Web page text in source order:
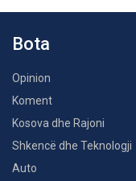
Bota
Opinion
Koment
Kosova dhe Rajoni
Shkencë dhe Teknologji
Auto